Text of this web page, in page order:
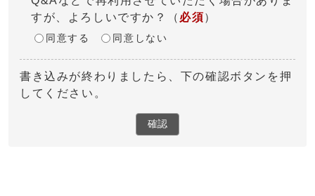
すが、よろしいですか？
（ 必須）
同意する 同意しない
書き込みが終わりましたら、下の確認ボタンを押
してください。
確認